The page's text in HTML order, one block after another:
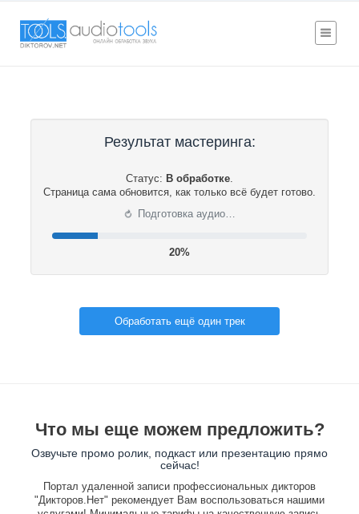
Результат мастеринга:
Статус: В обработке.
Страница сама обновится, как только всё будет готово.
⟳ Подготовка аудио…
20%
Обработать ещё один трек
Что мы еще можем предложить?
Озвучьте промо ролик, подкаст или презентацию прямо
сейчас!
Портал удаленной записи профессиональных дикторов
"Дикторов.Нет" рекомендует Вам воспользоваться нашими